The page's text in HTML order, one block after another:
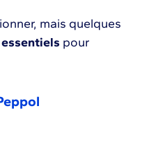
mais quelques
pour